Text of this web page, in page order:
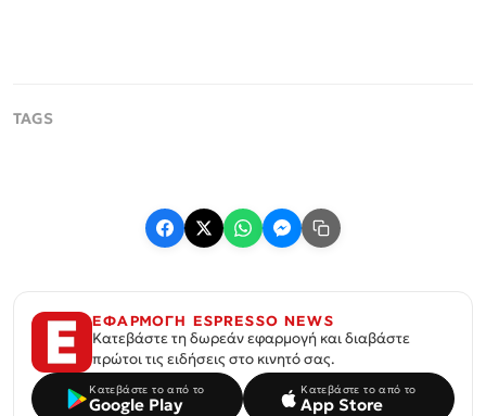
ΕΦΑΡΜΟΓΗ ESPRESSO NEWS
Κατεβάστε τη δωρεάν εφαρμογή και διαβάστε
πρώτοι τις ειδήσεις στο κινητό σας.
Κατεβάστε το από το
Google Play
Κατεβάστε το από το
App Store